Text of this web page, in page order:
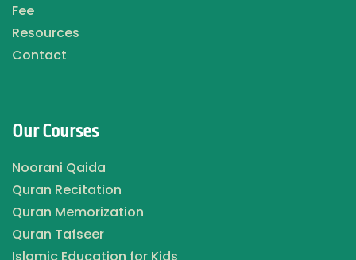
Fee
Resources
Contact
Our Courses
Noorani Qaida
Quran Recitation
Quran Memorization
Quran Tafseer
Islamic Education for Kids